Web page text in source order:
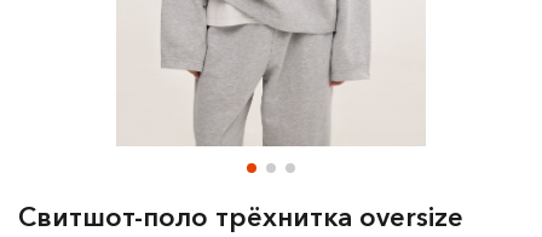
Свитшот-поло трёхнитка oversize